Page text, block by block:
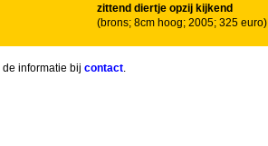
zittend diertje opzij kijkend
(brons; 8cm hoog; 2005; 325 euro)
informatie bij contact.